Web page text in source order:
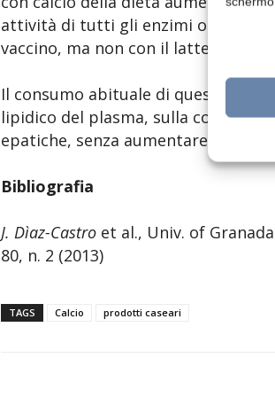
attività di tutti gli enzimi ossidativi
vaccino, ma non con il latte di capra.
Il consumo abituale di questo
lipidico del plasma, sulla
epatiche, senza aumentare
Bibliografia
J. Dìaz-Castro et al., Univ. of
80, n. 2 (2013)
TAGS Calcio prodotti caseari